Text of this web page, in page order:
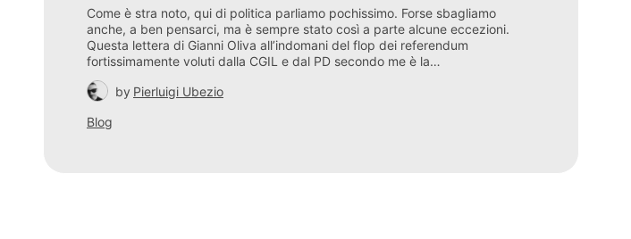
Come è stra noto, qui di politica parliamo pochissimo. Forse sbagliamo
anche, a ben pensarci, ma è sempre stato così a parte alcune eccezioni.
Questa lettera di Gianni Oliva all’indomani del flop dei referendum
fortissimamente voluti dalla CGIL e dal PD secondo me è la…
by Pierluigi Ubezio
Blog